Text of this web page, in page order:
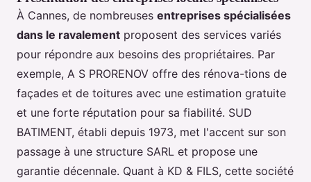
À Cannes, de nombreuses entreprises spécialisées
dans le ravalement proposent des services variés
pour répondre aux besoins des propriétaires. Par
exemple, A S PRORENOV offre des rénova-tions de
façades et de toitures avec une estimation gratuite
et une forte réputation pour sa fiabilité. SUD
BATIMENT, établi depuis 1973, met l'accent sur son
passage à une structure SARL et propose une
garantie décennale. Quant à KD & FILS, cette société